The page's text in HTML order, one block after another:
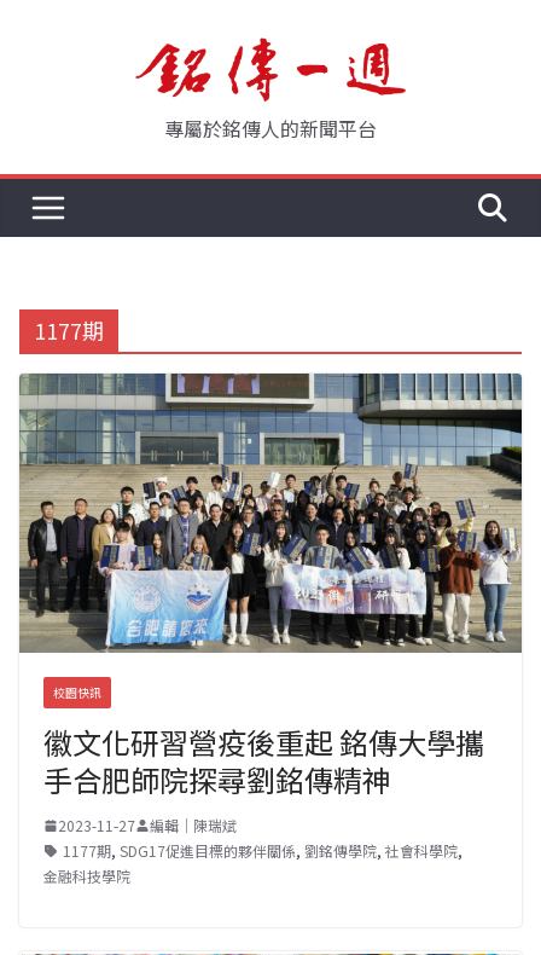
專屬於銘傳人的新聞平台
1177期
校園快訊
徽文化研習營疫後重起 銘傳大學攜
手合肥師院探尋劉銘傳精神
2023-11-27
編輯｜陳瑞斌
1177期, SDG17促進目標的夥伴關係, 劉銘傳學院, 社會科學院,
金融科技學院